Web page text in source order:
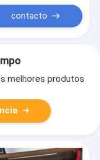
contacto
melhores produtos